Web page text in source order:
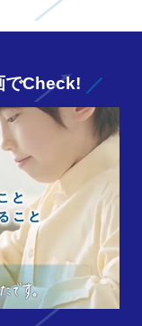
でCheck!